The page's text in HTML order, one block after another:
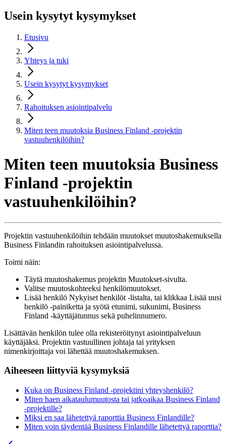
Usein kysytyt kysymykset
Etusivu
Yhteys ja tuki
Usein kysytyt kysymykset
Rahoituksen asiointipalvelu
Miten teen muutoksia Business Finland -projektin
vastuuhenkilöihin?
Miten teen muutoksia Business
Finland -projektin
vastuuhenkilöihin?
Projektin vastuuhenkilöihin tehdään muutokset muutoshakemuksella
Business Finlandin rahoituksen asiointipalvelussa.
Toimi näin:
Täytä muutoshakemus projektin Muutokset-sivulta.
Valitse muutoskohteeksi henkilömuutokset.
Lisää henkilö Nykyiset henkilöt -listalta, tai klikkaa Lisää uusi
henkilö -painiketta ja syötä etunimi, sukunimi, Business
Finland -käyttäjätunnus sekä puhelinnumero.
Lisättävän henkilön tulee olla rekisteröitynyt asiointipalveluun
käyttäjäksi. Projektin vastuullinen johtaja tai yrityksen
nimenkirjoittaja voi lähettää muutoshakemuksen.
Aiheeseen liittyviä kysymyksiä
Kuka on Business Finland -projektini yhteyshenkilö?
Miten haen aikataulumuutosta tai jatkoaikaa Business Finland
-projektille?
Miksi en saa lähetettyä raporttia Business Finlandille?
Miten voin täydentää Business Finlandille lähetettyä raporttia?